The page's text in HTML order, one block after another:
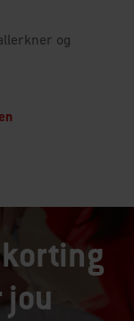
korting
jou